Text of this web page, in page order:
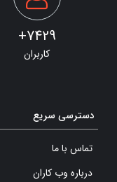
7429+
کاربران
دسترسی سریع
تماس با ما
درباره وب کاران